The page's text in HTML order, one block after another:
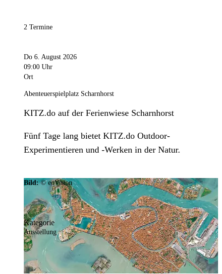
2 Termine
Do 6. August 2026
09:00 Uhr
Ort
Abenteuerspielplatz Scharnhorst
KITZ.do auf der Ferienwiese Scharnhorst
Fünf Tage lang bietet KITZ.do Outdoor-
Experimentieren und -Werken in der Natur.
Bild:© eoVision
Kategorie
Ausstellung